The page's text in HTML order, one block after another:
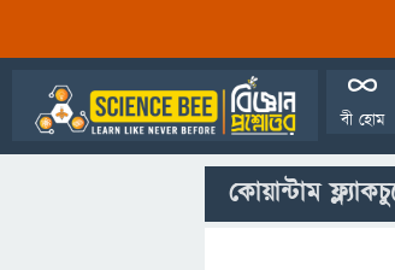
বী হোম
কোয়ান্টাম